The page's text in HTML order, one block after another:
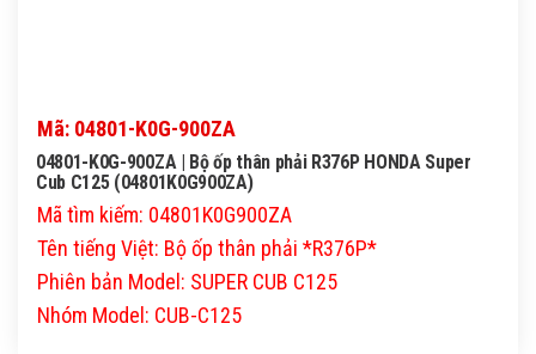
Mã: 04801-K0G-900ZA
04801-K0G-900ZA | Bộ ốp thân phải R376P HONDA Super
Cub C125 (04801K0G900ZA)
Mã tìm kiếm: 04801K0G900ZA
Tên tiếng Việt: Bộ ốp thân phải *R376P*
Phiên bản Model: SUPER CUB C125
Nhóm Model: CUB-C125